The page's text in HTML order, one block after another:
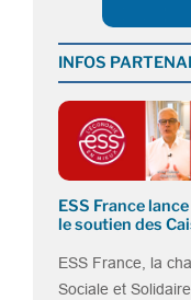
INFOS
ESS France
le soutien des
ESS France, la
Sociale et